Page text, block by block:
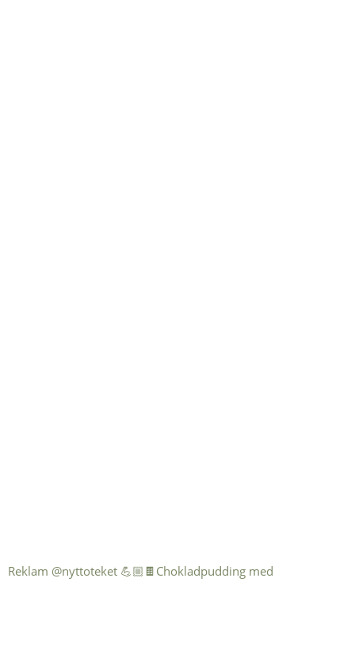
Reklam @nyttoteket 💪🏼🍫Chokladpudding med